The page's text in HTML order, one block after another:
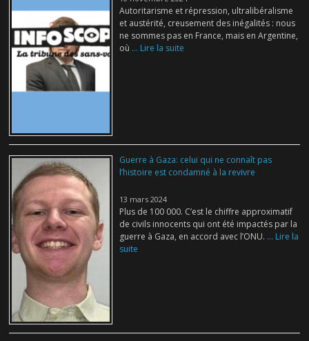
Autoritarisme et répression, ultralibéralisme
et austérité, creusement des inégalités : nous
ne sommes pas en France, mais en Argentine,
où ... Lire la suite
Guerre à Gaza: celui qui ne connaît pas
l’histoire est condamné à la revivre
13 mars 2024
Plus de 100 000. C’est le chiffre approximatif
de civils innocents qui ont été impactés par la
guerre à Gaza, en accord avec l’ONU. ... Lire la
suite